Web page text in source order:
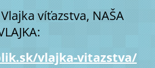
víťazstva, NAŠA
vlajka-vitazstva/